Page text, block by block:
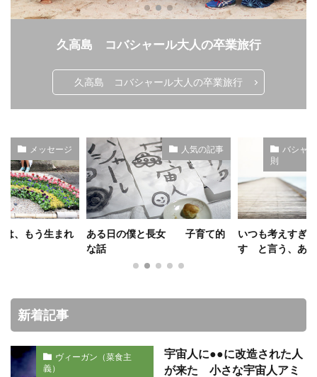
久高島 コバシャール大人の卒業旅行
久高島 コバシャール大人の卒業旅行
人気の記事
女 子育て的
バシャール・宇宙の法
則
いつも考えすぎてしまうんで
す と言う、あなた
久高島ビーチク
いい〜
新着記事
ヴィーガン（菜食主
義）
宇宙人に●●に改造された人
が来た 小さな宇宙人アミ
断食
旅 沖縄 満月
石川県
祓い
覚醒の学校 農業
金沢市
鎮魂
非二元
検索